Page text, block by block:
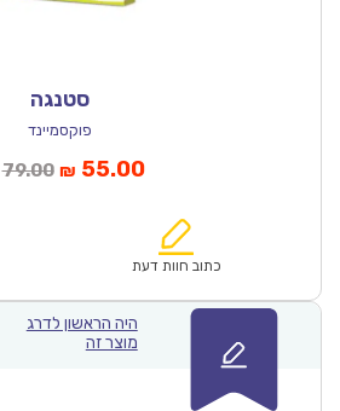
סטנגה
פוקסמיינד
79.00המחיר
₪79.00.
₪ 55.00המחיר
הוא:
כתוב חוות דעת
היה הראשון לדרג
מוצר זה